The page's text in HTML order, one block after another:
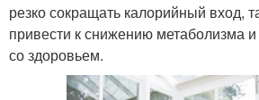
резко сокращать калорийный вход,
привести к снижению метаболизма
со здоровьем.